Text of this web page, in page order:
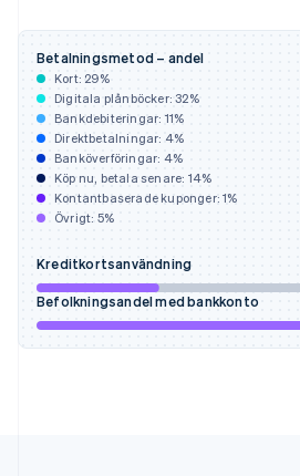
Betalningsmetod – andel
Kort: 29%
Digitala plånböcker:32%
Bankdebiteringar: 11%
Direktbetalningar: 4%
Banköverföringar: 4%
Köp nu, betala senare: 14%
Kontantbaserade kuponger:1%
Övrigt: 5%
Kreditkortsanvändning
Befolkningsandel med bankkonto
Hongkong SAR, Kina
English简体中文
Indien
English
Irland
English
Italien
ItalianoEnglish
Japan
日本語
EnglishFrançais
Kroatien
EnglishItaliano